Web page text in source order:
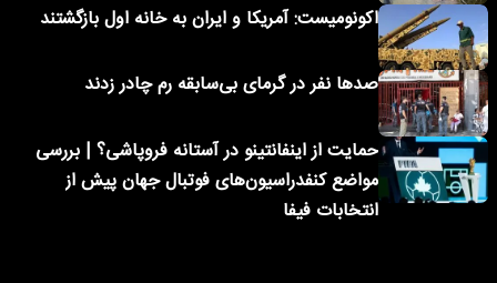
اکونومیست: آمریکا و ایران به خانه اول بازگشتند
صدها نفر در گرمای بی‌سابقه رم چادر زدند
حمایت از اینفانتینو در آستانه فروپاشی؟ | بررسی
مواضع کنفدراسیون‌های فوتبال جهان پیش از
انتخابات فیفا